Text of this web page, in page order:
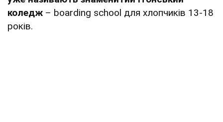
коледж – boarding school для хлопчиків 13-18
років.